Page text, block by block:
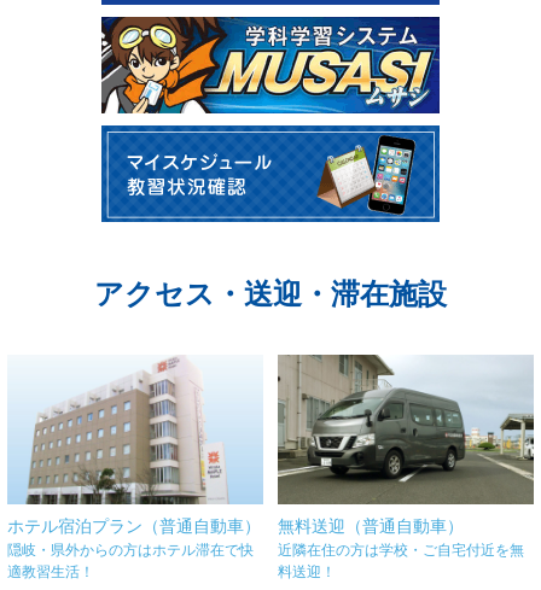
アクセス・送迎・滞在施設
ホテル宿泊プラン（普通自動車）
隠岐・県外からの方はホテル滞在で快
適教習生活！
無料送迎（普通自動車）
近隣在住の方は学校・ご自宅付近を無
料送迎！